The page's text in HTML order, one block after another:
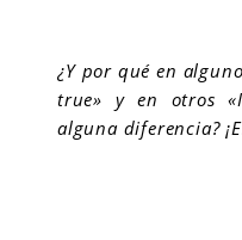
¿Y por qué en
true» y en otros
alguna diferencia?